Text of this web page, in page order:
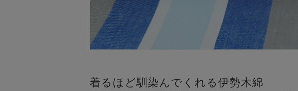
着るほど馴染んでくれる伊勢木綿